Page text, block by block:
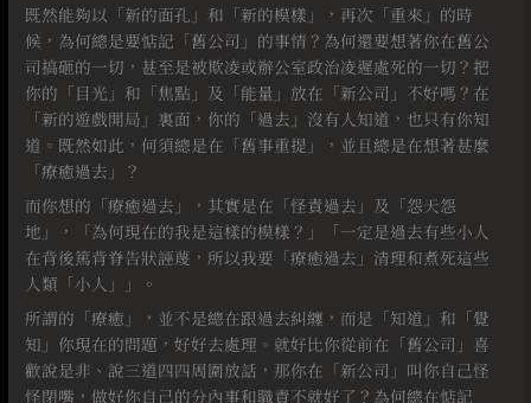
既然能夠以「新的面孔」和「新的模樣」，再次「重來」的時
候，為何總是要惦記「舊公司」的事情？為何還要想著你在舊公
司搞砸的一切，甚至是被欺凌或辦公室政治凌遲處死的一切？把
你的「目光」和「焦點」及「能量」放在「新公司」不好嗎？在
「新的遊戲開局」裏面，你的「過去」沒有人知道，也只有你知
道。既然如此，何須總是在「舊事重提」，並且總是在想著甚麼
「療癒過去」？
而你想的「療癒過去」，其實是在「怪責過去」及「怨天怨
地」，「為何現在的我是這樣的模樣？」「一定是過去有些小人
在背後篤背脊告狀誣蔑，所以我要「療癒過去」清理和煮死這些
人類「小人」」。
所謂的「療癒」，並不是總在跟過去糾纏，而是「知道」和「覺
知」你現在的問題，好好去處理。就好比你從前在「舊公司」喜
歡說是非、說三道四四周圍放話，那你在「新公司」叫你自己怪
怪閉嘴，做好你自己的分內事和職責不就好了？為何總在惦記